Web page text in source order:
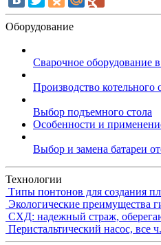
Оборудование
Сварочное оборудование
Производство котельного
Выбор подъемного стола
Особенности и
Выбор и замена батареи
Технологии
Типы понтонов для создания
Экологические преимущества
СХД: надежный страж,
Перистальтический насос, все